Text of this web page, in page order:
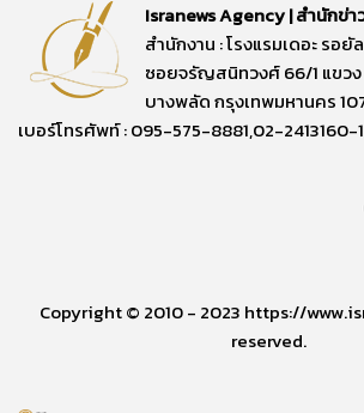
Isranews Agency | สำนักข่า
สำนักงาน : โรงแรมเดอะ รอยั
ซอยจรัญสนิทวงศ์ 66/1 แขว
บางพลัด กรุงเทพมหานคร
เบอร์โทรศัพท์ : 095-575-8881,02-2413160-1
Copyright © 2010 - 2023 https://
reserved.